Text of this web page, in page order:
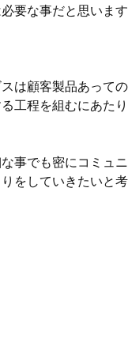
要な事だと思います
は顧客製品あっての
工程を組むにあた
事でも密にコミュ
をしていきたいと考